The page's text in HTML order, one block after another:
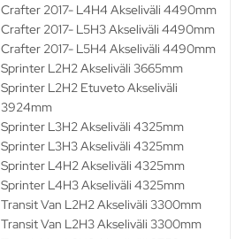
Crafter 2017- L4H4 Akseliväli 4490mm
Crafter 2017- L5H3 Akseliväli 4490mm
Crafter 2017- L5H4 Akseliväli 4490mm
Sprinter L2H2 Akseliväli 3665mm
Sprinter L2H2 Etuveto Akseliväli
3924mm
Sprinter L3H2 Akseliväli 4325mm
Sprinter L3H3 Akseliväli 4325mm
Sprinter L4H2 Akseliväli 4325mm
Sprinter L4H3 Akseliväli 4325mm
Transit Van L2H2 Akseliväli 3300mm
Transit Van L2H3 Akseliväli 3300mm